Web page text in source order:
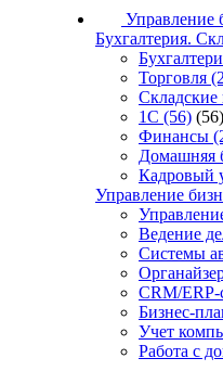
Управление
Бухгалтерия.
Торговля
1С (56) (56)
Финансы
Домашняя
Кадровый
Управление
Ведение
Системы
CRM/
Бизнес-
Учет
Работа с